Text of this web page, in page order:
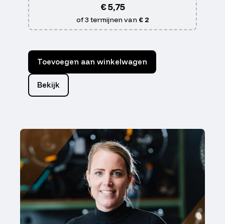
€5,75
of 3 termijnen van € 2
Toevoegen aan winkelwagen
Bekijk